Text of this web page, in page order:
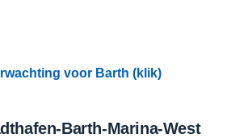
voor Barth (klik)
Barth-Marina-West